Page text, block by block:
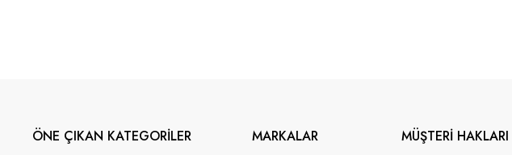
ÖNE ÇIKAN KATEGORİLER MARKALAR MÜŞTERİ HAKLARI